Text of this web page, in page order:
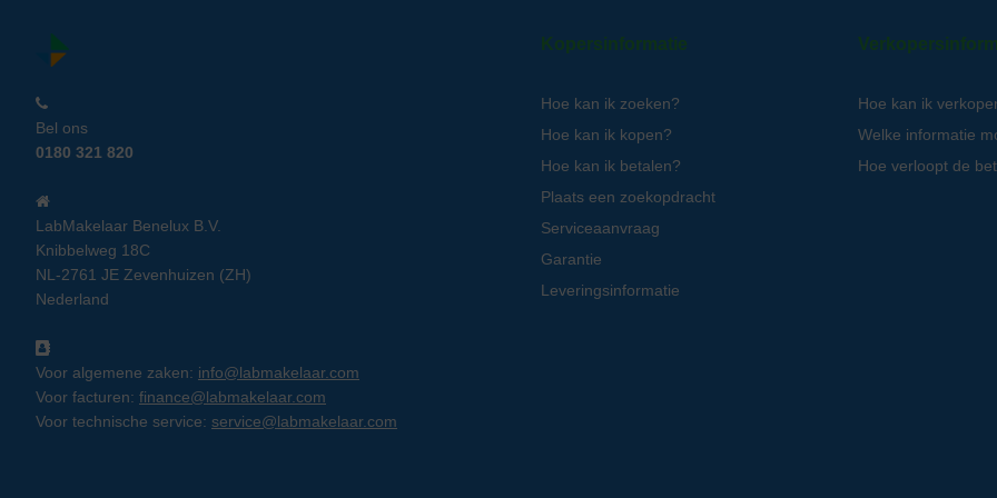
Bel ons
0180 321 820
LabMakelaar Benelux B.V.
Knibbelweg 18C
NL-2761 JE Zevenhuizen (ZH)
Nederland
Voor algemene zaken: info@labmakelaar.com
Voor facturen: finance@labmakelaar.com
Voor technische service: service@labmakelaar.com
Kopersinformatie
Hoe kan ik zoeken?
Hoe kan ik kopen?
Hoe kan ik betalen?
Plaats een zoekopdracht
Serviceaanvraag
Garantie
Leveringsinformatie
Hoe kan ik
Welke informatie
Hoe verloopt de